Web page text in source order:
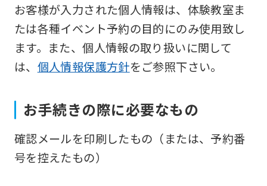
お客様が入力された個人情報は、体験教室ま
たは各種イベント予約の目的にのみ使用致し
ます。また、個人情報の取り扱いに関して
は、 個人情報保護方針をご参照下さい。
お手続きの際に必要なもの
確認メールを印刷したもの（または、予約番
号を控えたもの）
translation
service,
the
Japanese
of
website